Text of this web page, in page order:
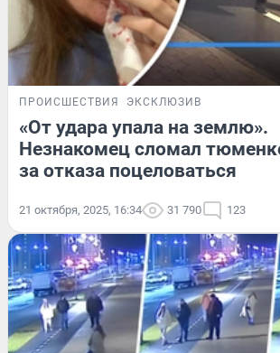
ПРОИСШЕСТВИЯ ЭКСКЛЮЗИВ
«От удара упала на землю».
Незнакомец сломал
за отказа поцеловаться
21 октября, 2025, 16:34 31 790 123